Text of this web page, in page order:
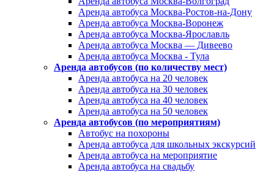
Аренда автобуса Москва-Ростов-на-Дону
Аренда автобуса Москва-Воронеж
Аренда автобуса Москва-Ярославль
Аренда автобуса Москва — Дивеево
Аренда автобуса Москва - Тула
Аренда автобусов (по количеству мест)
Аренда автобуса на 20 человек
Аренда автобуса на 30 человек
Аренда автобуса на 40 человек
Аренда автобуса на 50 человек
Аренда автобусов (по мероприятиям)
Автобус на похороны
Аренда автобуса для школьных экскурсий
Аренда автобуса на мероприятие
Аренда автобуса на свадьбу